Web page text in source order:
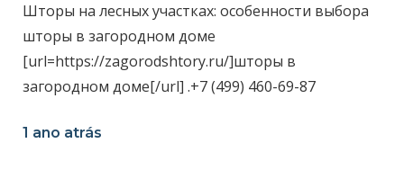
Шторы на лесных участках: особенности выбора
шторы в загородном доме
[url=https://zagorodshtory.ru/]шторы в
загородном доме[/url] .+7 (499) 460-69-87
1 ano atrás